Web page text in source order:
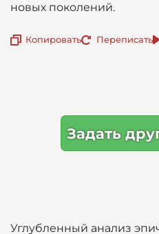
новых поколений.
Копировать Переписать
Задать
Углубленный анализ